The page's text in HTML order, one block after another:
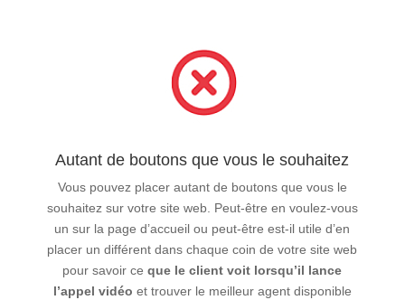
Autant de boutons que vous le souhaitez
Vous pouvez placer autant de boutons que vous le
souhaitez sur votre site web. Peut-être en voulez-vous
un sur la page d’accueil ou peut-être est-il utile d’en
placer un différent dans chaque coin de votre site web
pour savoir ceque le client voit lorsqu’il lance
l’appel vidéo et trouver le meilleur agent disponible